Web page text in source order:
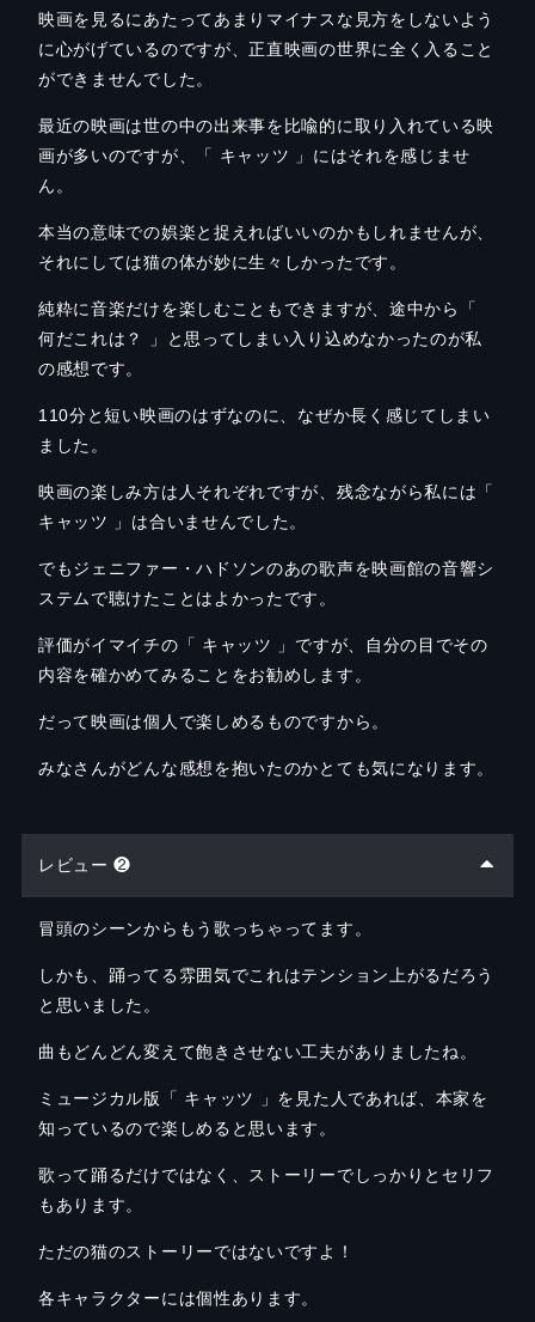
映画を見るにあたってあまりマイナスな見方をしないよう
に心がげているのですが、正直映画の世界に全く入ること
ができませんでした。
最近の映画は世の中の出来事を比喩的に取り入れている映
画が多いのですが、「 キャッツ 」にはそれを感じませ
ん。
本当の意味での娯楽と捉えればいいのかもしれませんが、
それにしては猫の体が妙に生々しかったです。
純粋に音楽だけを楽しむこともできますが、途中から「
何だこれは？ 」と思ってしまい入り込めなかったのが私
の感想です。
110分と短い映画のはずなのに、なぜか長く感じてしまい
ました。
映画の楽しみ方は人それぞれですが、残念ながら私には「
キャッツ 」は合いませんでした。
でもジェニファー・ハドソンのあの歌声を映画館の音響シ
ステムで聴けたことはよかったです。
評価がイマイチの「 キャッツ 」ですが、自分の目でその
内容を確かめてみることをお勧めします。
だって映画は個人で楽しめるものですから。
みなさんがどんな感想を抱いたのかとても気になります。
レビュー ❷
冒頭のシーンからもう歌っちゃってます。
しかも、踊ってる雰囲気でこれはテンション上がるだろう
と思いました。
曲もどんどん変えて飽きさせない工夫がありましたね。
ミュージカル版「 キャッツ 」を見た人であれば、本家を
知っているので楽しめると思います 。
歌って踊るだけではなく、ストーリーでしっかりとセリフ
もあります。
ただの猫のストーリーではないですよ！
各キャラクターには個性あります。